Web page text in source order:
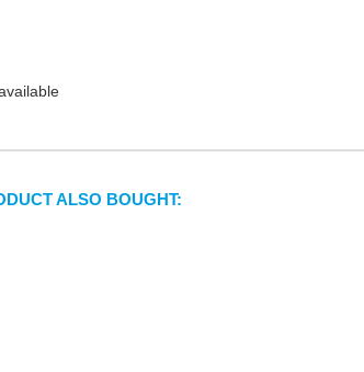
ALSO BOUGHT: